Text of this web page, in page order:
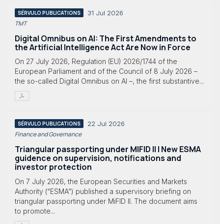
SÉRVULO PUBLICATIONS 31 Jul 2026
TMT
Digital Omnibus on AI: The First Amendments to
the Artificial Intelligence Act Are Now in Force
On 27 July 2026, Regulation (EU) 2026/1744 of the
European Parliament and of the Council of 8 July 2026 –
the so-called Digital Omnibus on AI –, the first substantive...
SÉRVULO PUBLICATIONS 22 Jul 2026
Finance and Governance
Triangular passporting under MIFID II | New ESMA
guidence on supervision, notifications and
investor protection
On 7 July 2026, the European Securities and Markets
Authority (“ESMA”) published a supervisory briefing on
triangular passporting under MiFID II. The document aims
to promote...